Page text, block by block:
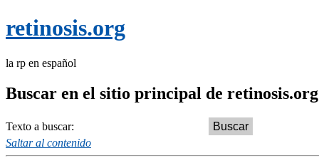
retinosis.org
la rp en español
Buscar en el sitio principal de retinosis.org
Texto a buscar:
Saltar al contenido